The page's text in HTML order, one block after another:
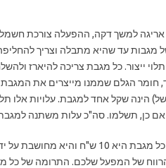
אריגה למשך דקה, ההפעלה צורכת
מגבות עד שהיא מתבלה וצריך
ייצור. כל מגבת צריכה להיארז
הינה שקל אחד למגבת. עלויות אלו
תשלמו. סה"כ עלות משתנה למגבת: 10
אגדיר מושג חדש – תרומה – התרומה של כל מגבת